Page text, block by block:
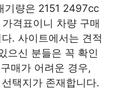
기량은 2151 2497cc
격표이니 차량 구매
. 사이트에서는 견적
으신 분들은 꼭 확인
매가 어려운 경우,
택지가 존재합니다.